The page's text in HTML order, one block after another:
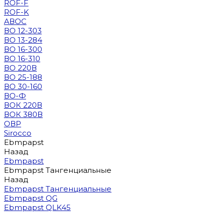
ROF-F
ROF-K
АВОС
ВО 12-303
ВО 13-284
ВО 16-300
ВО 16-310
ВО 220В
ВО 25-188
ВО 30-160
ВО-Ф
ВОК 220В
ВОК 380В
ОВР
Sirocco
Ebmpapst
Назад
Ebmpapst
Ebmpapst Тангенциальные
Назад
Ebmpapst Тангенциальные
Ebmpapst QG
Ebmpapst QLK45